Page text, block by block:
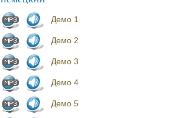
Демо 1
Демо 2
Демо 3
Демо 4
Демо 5